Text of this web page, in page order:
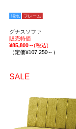
張地 フレーム
グナスソファ
販売特価
¥85,800～(税込)
（定価¥107,250～）
SALE